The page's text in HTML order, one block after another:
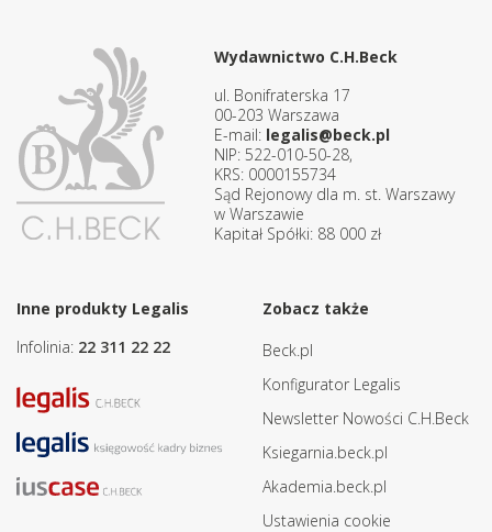
Wydawnictwo C.H.Beck
ul. Bonifraterska 17
00-203 Warszawa
E-mail: legalis@beck.pl
NIP: 522-010-50-28,
KRS: 0000155734
Sąd Rejonowy dla m. st. Warszawy
w Warszawie
Kapitał Spółki: 88 000 zł
Inne produkty Legalis
Infolinia: 22 311 22 22
Zobacz także
Beck.pl
Konfigurator Legalis
Newsletter Nowości C.H.Beck
Ksiegarnia.beck.pl
Akademia.beck.pl
Ustawienia cookie